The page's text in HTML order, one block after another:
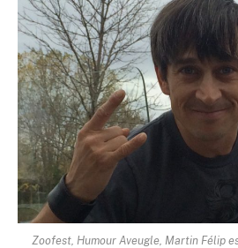
Zoofest, Humour Aveugle, Martin Félip